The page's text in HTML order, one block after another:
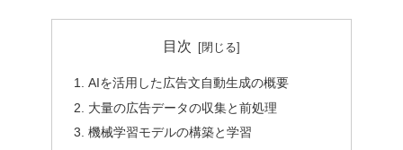
目次
AIを活用した広告文自動生成の概要
大量の広告データの収集と前処理
機械学習モデルの構築と学習